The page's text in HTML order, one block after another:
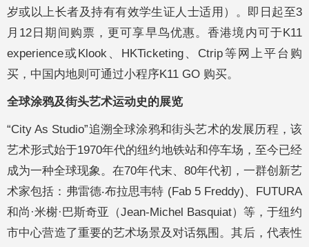
岁或以上长者及持有有效学生证人士适用）。即日起至3
月12日期间购票，更可享早鸟优惠。香港境内可于K11
experience或Klook、HKTicketing、Ctrip等网上平台购
买，中国内地则可通过小程序K11 GO 购买。
全球涂鸦及街头艺术运动史的展览
“City As Studio”追溯全球涂鸦和街头艺术的发展历程，该
艺术形式始于1970年代的纽约地铁站和停车场，至今已经
成为一种全球现象。在70年代末、80年代初，一群创新艺
术家包括：弗雷德‧布拉思韦特 (Fab 5 Freddy)、FUTURA
和尚·米榭·巴斯奇亚（Jean-Michel Basquiat）等，于纽约
市中心营造了重要的艺术场景及对话氛围。其后，代表性